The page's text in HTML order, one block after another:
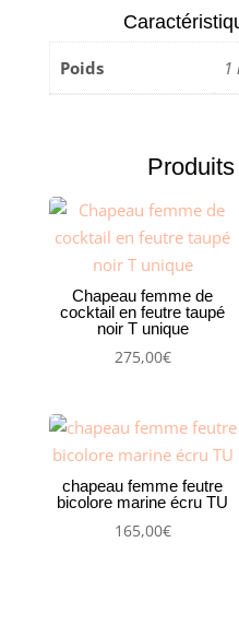
Poids 1
Chapeau femme de
cocktail en feutre taupé
noir T unique
275,00€
chapeau femme feutre
bicolore marine écru TU
165,00€